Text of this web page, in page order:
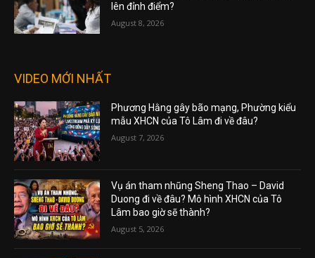
lên đỉnh điểm?
August 8, 2026
VIDEO MỚI NHẤT
Phương Hằng gây bão mạng, Phường kiểu
mẫu XHCN của Tô Lâm đi về đâu?
August 7, 2026
Vụ án tham nhũng Sheng Thao – David
Duong đi về đâu? Mô hình XHCN của Tô
Lâm bao giờ sẽ thành?
August 5, 2026